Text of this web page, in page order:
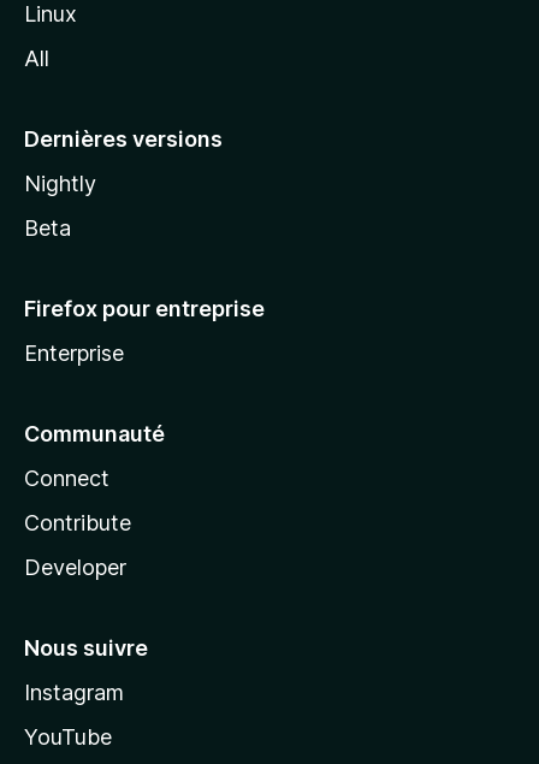
l
Linux
All
Dernières versions
Nightly
Beta
Firefox pour entreprise
Enterprise
Communauté
Connect
Contribute
Developer
Nous suivre
Instagram
YouTube